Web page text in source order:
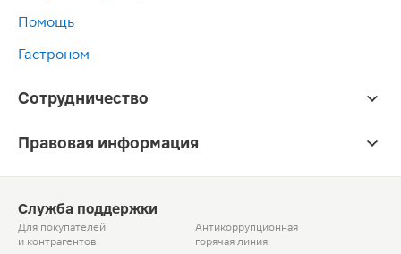
Помощь
Гастроном
Сотрудничество
Правовая информация
Служба поддержки
Для покупателей
и контрагентов
Антикоррупционная
горячая линия